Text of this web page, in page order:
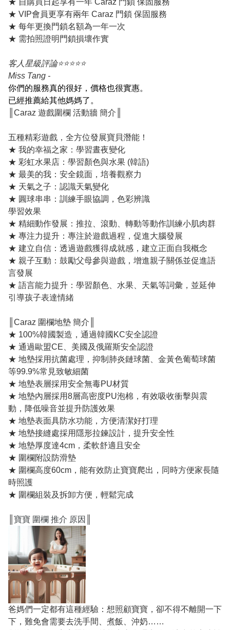
★ 自購買日起享有一年 Caraz 門鎖 保固服務
★ VIP會員更享有兩年 Caraz 門鎖 保固服務
★ 每年更換門鎖名額為一年一次
★ 需拍照證明門鎖損壞作實
客人星級評論⭐️⭐️⭐️⭐️⭐️
Miss Tang -
你們的服務真的很好，價格也很實惠。
已經推薦給其他媽媽了。
║Caraz 遊戲圍欄 活動牆 簡介║
五種精彩遊戲，全方位發展寶貝潛能！
★ 我的幸福之家：學習晝夜變化
★ 彩虹水果店：學習顏色與水果 (韓語)
★ 最美的我：安全鏡面，培養觀察力
★ 天氣之子：認識天氣變化
★ 圓球串串：訓練手眼協調，色彩辨識
學習效果
★ 精細動作發展：推拉、滾動、轉動等動作訓練小肌肉群
★ 專注力提升：專注於遊戲過程，促進大腦發展
★ 建立自信：透過遊戲獲得成就感，建立正面自我概念
★ 親子互動：鼓勵父母參與遊戲，增進親子關係並促進語
言發展
★ 語言能力提升：學習顏色、水果、天氣等詞彙，並延伸
引導孩子表達情緒
║Caraz 圍欄地墊 簡介║
★ 100%韓國製造，通過韓國KC安全認證
★ 通過歐盟CE、美國及俄羅斯安全認證
★ 地墊採用抗菌處理，抑制肺炎鏈球菌、金黃色葡萄球菌
等99.9%常見致敏細菌
★ 地墊表層採用安全無毒PU材質
★ 地墊內層採用8層高密度PU泡棉，有效吸收衝擊與震
動，降低噪音並提升防護效果
★ 地墊表面具防水功能，方便清潔好打理
★ 地墊接縫處採用隱形拉鍊設計，提升安全性
★ 地墊厚度達4cm，柔軟舒適且安全
★ 圍欄附設防滑墊
★ 圍欄高度60cm，能有效防止寶寶爬出，同時方便家長隨
時照護
★ 圍欄組裝及拆卸方便，輕鬆完成
寶寶 圍欄 推介 原因
爸媽們一定都有這種經驗：想照顧寶寶，卻不得不離開一下
下，難免會需要去洗手間、煮飯、沖奶……